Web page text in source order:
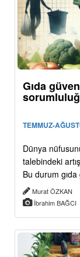
Gıda
TEMMUZ-
Dünya
talebindeki
Bu durum
Murat ÖZKAN
İbrahim BAĞCI